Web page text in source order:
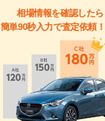
相場情報を確認したら
簡単90秒入力で査定依頼！